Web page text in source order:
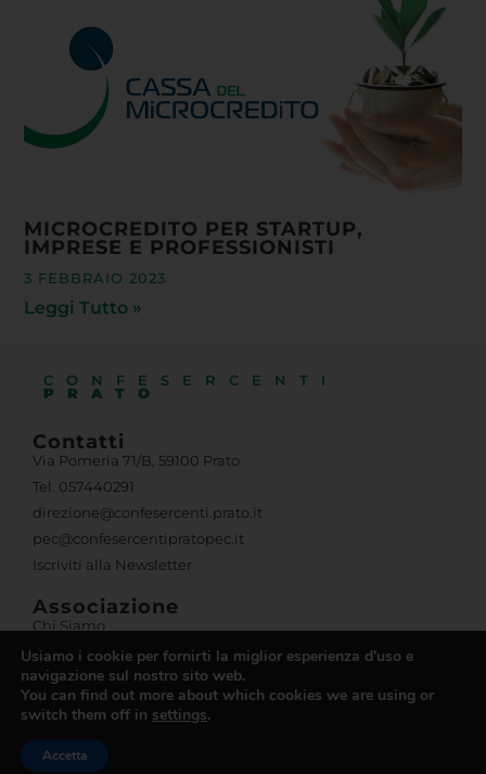
MICROCREDITO PER STARTUP,
IMPRESE E PROFESSIONISTI
3 FEBBRAIO 2023
Leggi Tutto »
CONFESERCENTI
PRATO
Contatti
Via Pomeria 71/B, 59100 Prato
Tel. 057440291
direzione@confesercenti.prato.it
pec@confesercentipratopec.it
Iscriviti alla Newsletter
Associazione
Chi Siamo
Organismi Dirigenti
Informativa
Trasparenza
Obblighi di trasparenza
Usiamo i cookie per fornirti la miglior esperienza d'uso e
navigazione sul nostro sito web.
You can find out more about which cookies we are using or
switch them off in settings.
Accetta